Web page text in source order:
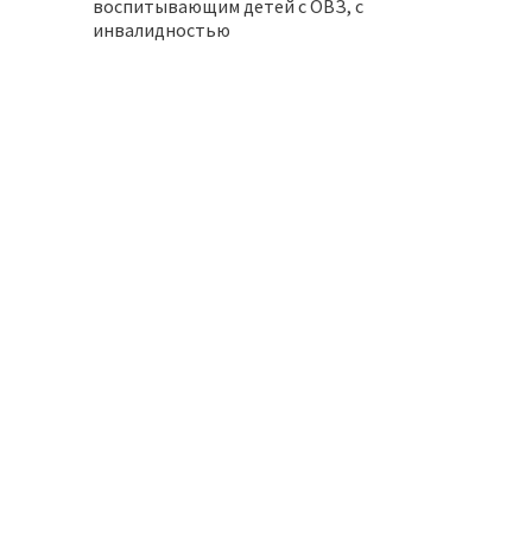
воспитывающим детей с ОВЗ, с
инвалидностью